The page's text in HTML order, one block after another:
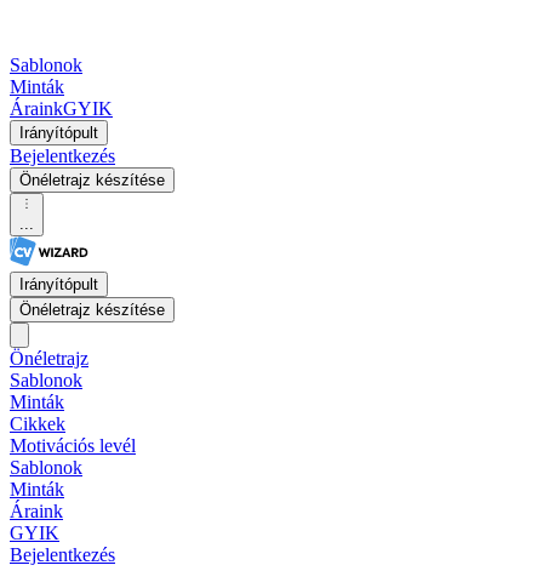
Sablonok
Minták
ÁrainkGYIK
Irányítópult
Bejelentkezés
Önéletrajz készítése
...
Irányítópult
Önéletrajz készítése
Önéletrajz
Sablonok
Minták
Cikkek
Motivációs levél
Sablonok
Minták
Áraink
GYIK
Bejelentkezés